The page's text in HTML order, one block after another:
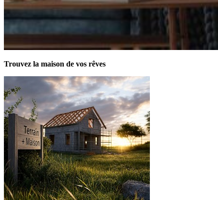
Trouvez la maison de vos rêves